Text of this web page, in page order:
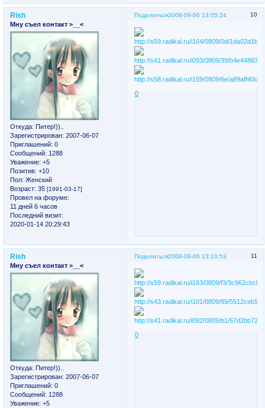
Поделиться 10
2008-09-06 13:05:24
Rish
Мну съел контакт >__<
Откуда: Питер!))..
Зарегистрирован: 2007-06-07
Приглашений: 0
Сообщений: 1288
Уважение: +5
Позитив: +10
Пол: Женский
Возраст: 35 [1991-03-17]
Провел на форуме:
11 дней 6 часов
Последний визит:
2020-01-14 20:29:43
0
Поделиться 11
2008-09-06 13:10:53
Rish
Мну съел контакт >__<
Откуда: Питер!))..
Зарегистрирован: 2007-06-07
Приглашений: 0
Сообщений: 1288
Уважение: +5
0